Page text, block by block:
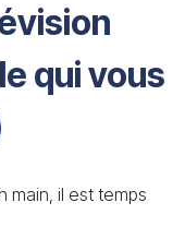
qui vous
main, il est temps